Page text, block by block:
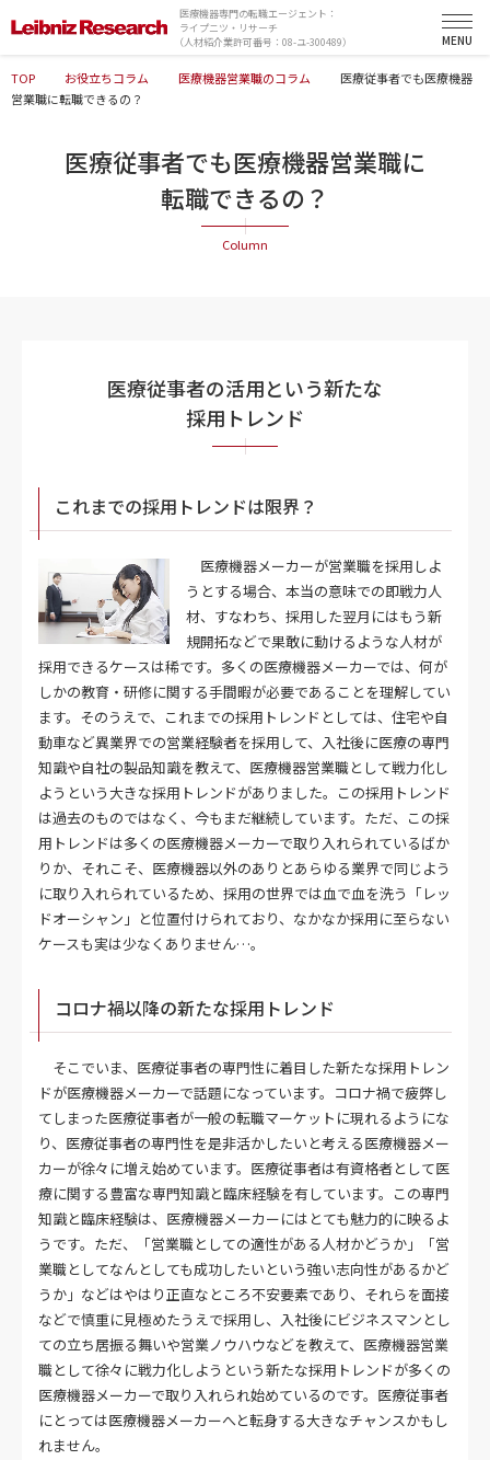
医療機器専門の転職エージェント：
ライプニツ・リサーチ
（人材紹介業許可番号：08-ユ-300489）
TOP お役立ちコラム 医療機器営業職のコラム
医療従事者でも医療機器
営業職に転職できるの？
医療従事者でも医療機器営業職に
転職できるの？
医療従事者の活用という新たな
採用トレンド
これまでの採用トレンドは限界？
医療機器メーカーが営業職を採用しよ
うとする場合、本当の意味での即戦力人
材、すなわち、採用した翌月にはもう新
規開拓などで果敢に動けるような人材が
採用できるケースは稀です。多くの医療機器メーカーでは、何が
しかの教育・研修に関する手間暇が必要であることを理解してい
ます。そのうえで、これまでの採用トレンドとしては、住宅や自
動車など異業界での営業経験者を採用して、入社後に医療の専門
知識や自社の製品知識を教えて、医療機器営業職として戦力化し
ようという大きな採用トレンドがありました。この採用トレンド
は過去のものではなく、今もまだ継続しています。ただ、この採
用トレンドは多くの医療機器メーカーで取り入れられているばか
りか、それこそ、医療機器以外のありとあらゆる業界で同じよう
に取り入れられているため、採用の世界では血で血を洗う「レッ
ドオーシャン」と位置付けられており、なかなか採用に至らない
ケースも実は少なくありません…。
コロナ禍以降の新たな採用トレンド
そこでいま、医療従事者の専門性に着目した新たな採用トレン
ドが医療機器メーカーで話題になっています。コロナ禍で疲弊し
てしまった医療従事者が一般の転職マーケットに現れるようにな
り、医療従事者の専門性を是非活かしたいと考える医療機器メー
カーが徐々に増え始めています。医療従事者は有資格者として医
療に関する豊富な専門知識と臨床経験を有しています。この専門
知識と臨床経験は、医療機器メーカーにはとても魅力的に映るよ
うです。ただ、「営業職としての適性がある人材かどうか」「営
業職としてなんとしても成功したいという強い志向性があるかど
うか」などはやはり正直なところ不安要素であり、それらを面接
などで慎重に見極めたうえで採用し、入社後にビジネスマンとし
ての立ち居振る舞いや営業ノウハウなどを教えて、医療機器営業
職として徐々に戦力化しようという新たな採用トレンドが多くの
医療機器メーカーで取り入れられ始めているのです。医療従事者
にとっては医療機器メーカーへと転身する大きなチャンスかもし
れません。